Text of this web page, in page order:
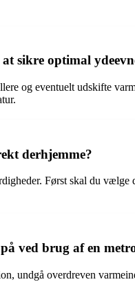
sikre optimal
og eventuelt udskifte
derhjemme?
Først skal du
ved brug af en
undgå overdreven